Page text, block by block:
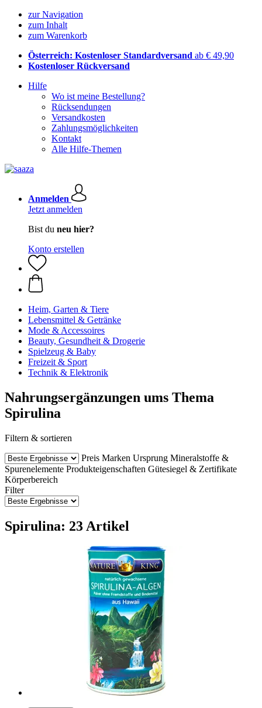
zur Navigation
zum Inhalt
zum Warenkorb
Österreich: Kostenloser Standardversand ab € 49,90
Kostenloser Rückversand
Hilfe
Wo ist meine Bestellung?
Rücksendungen
Versandkosten
Zahlungsmöglichkeiten
Kontakt
Alle Hilfe-Themen
Anmelden
Jetzt anmelden
Bist du neu hier?
Konto erstellen
Heim, Garten & Tiere
Lebensmittel & Getränke
Mode & Accessoires
Beauty, Gesundheit & Drogerie
Spielzeug & Baby
Freizeit & Sport
Technik & Elektronik
Nahrungsergänzungen ums Thema
Spirulina
Filtern & sortieren
Preis Marken Ursprung Mineralstoffe &
Spurenelemente Produkteigenschaften Gütesiegel & Zertifikate
Körperbereich
Filter
Spirulina: 23 Artikel